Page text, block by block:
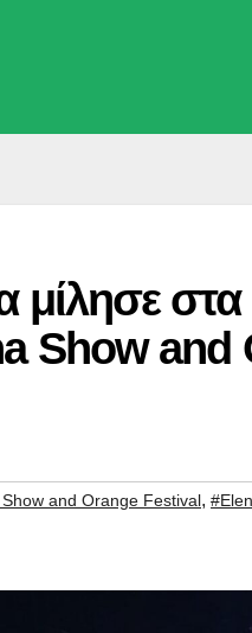
μίλησε
Show and
and Orange Festival,